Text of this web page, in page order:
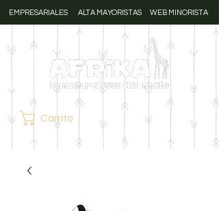
EMPRESARIALES ALTA MAYORISTAS WEB MINORISTA
Carrito